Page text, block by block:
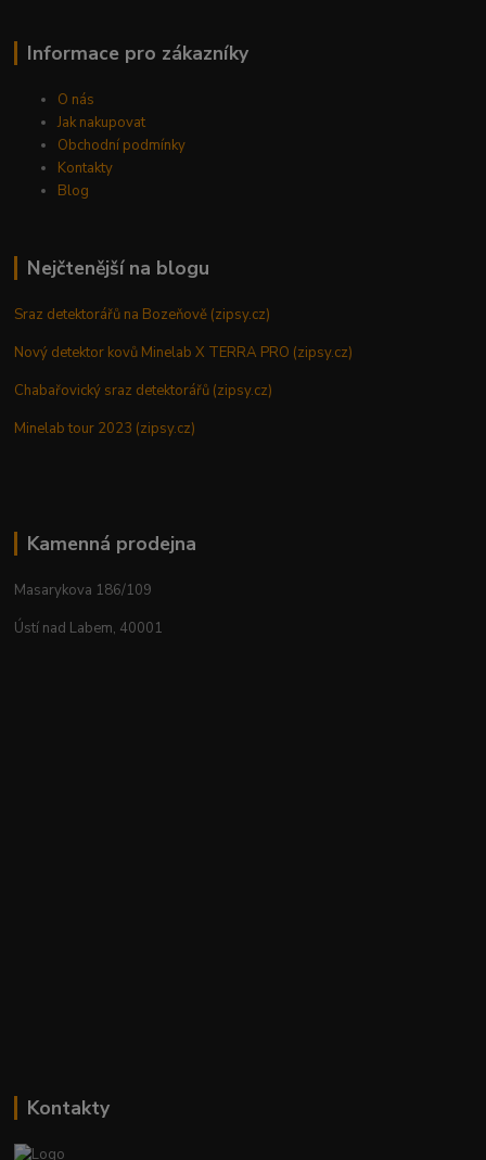
Informace pro zákazníky
O nás
Jak nakupovat
Obchodní podmínky
Kontakty
Blog
Nejčtenější na blogu
Sraz detektorářů na Bozeňově (zipsy.cz)
Nový detektor kovů Minelab X TERRA PRO (zipsy.cz)
Chabařovický sraz detektorářů (zipsy.cz)
Minelab tour 2023 (zipsy.cz)
Kamenná prodejna
Masarykova 186/109
Ústí nad Labem, 40001
Kontakty